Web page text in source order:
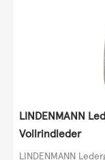
LINDENMANN
Vollrindleder
LINDENMANN